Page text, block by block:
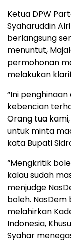
Ketua DPW
Syaharuddin
berlangsung
menuntut,
permohonan
melakukan
“Ini
kebencian
Orang tua
untuk minta
kata Bupati
“Mengkritik
kalau sudah
menjudge
boleh. NasDem
melahirkan
Indonesia,
Syahar